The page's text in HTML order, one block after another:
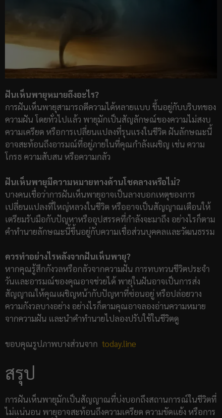
ฝันเห็นพายุหมายถึงอะไร?
การฝันเห็นพายุสามารถตีความได้หลายแบบ ขึ้นอยู่กับบริบทของ
ความฝัน โดยทั่วไปแล้ว พายุมักเป็นสัญลักษณ์ของความไม่สงบ
ความเครียด หรือการเปลี่ยนแปลงที่รุนแรงในชีวิต ฝันลักษณะนี้
อาจสะท้อนถึงอารมณ์ที่อยู่ภายในที่คุณกำลังเผชิญ เช่น ความ
โกรธ ความสับสน หรือความกลัว
ฝันเห็นพายุมีความหมายทางด้านโชคลางหรือไม่?
บางคนเชื่อว่าการฝันเห็นพายุอาจเป็นลางบอกเหตุของการ
เปลี่ยนแปลงที่ใหญ่หลวงในชีวิต หรืออาจเป็นสัญญาณเตือนให้
เตรียมรับมือกับปัญหาหรืออุปสรรคที่กำลังจะมาถึง อย่างไรก็ตาม
คำทำนายลักษณะนี้ขึ้นอยู่กับความเชื่อส่วนบุคคลและวัฒนธรรม
ควรทำอย่างไรหลังจากฝันเห็นพายุ?
หากคุณรู้สึกกังวลหรือกลัวจากความฝัน การทบทวนชีวิตประจำ
วันและอารมณ์ของคุณอาจช่วยได้ พายุในฝันอาจเป็นการส่ง
สัญญาณให้คุณเผชิญหน้ากับปัญหาที่ซ่อนอยู่ หรือปล่อยวาง
ความกังวลบางอย่าง อย่างไรก็ตามคุณอาจลองอ่านความหมาย
จากความฝัน และนำคำทำนายไปลองปรับใช้ในชีวิตดู
ขอบคุณรูปภาพบางส่วนจาก today.line
สรุป
การฝันเห็นพายุมักเป็นสัญญาณที่บ่งบอกถึงสถานการณ์ในชีวิตที่
ไม่แน่นอน พายุอาจสะท้อนถึงความเครียด ความขัดแย้ง หรือการ